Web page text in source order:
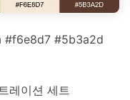
#f6e8d7 #5b3a2d
레이션 세트